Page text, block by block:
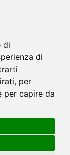
di
di
per
per capire da